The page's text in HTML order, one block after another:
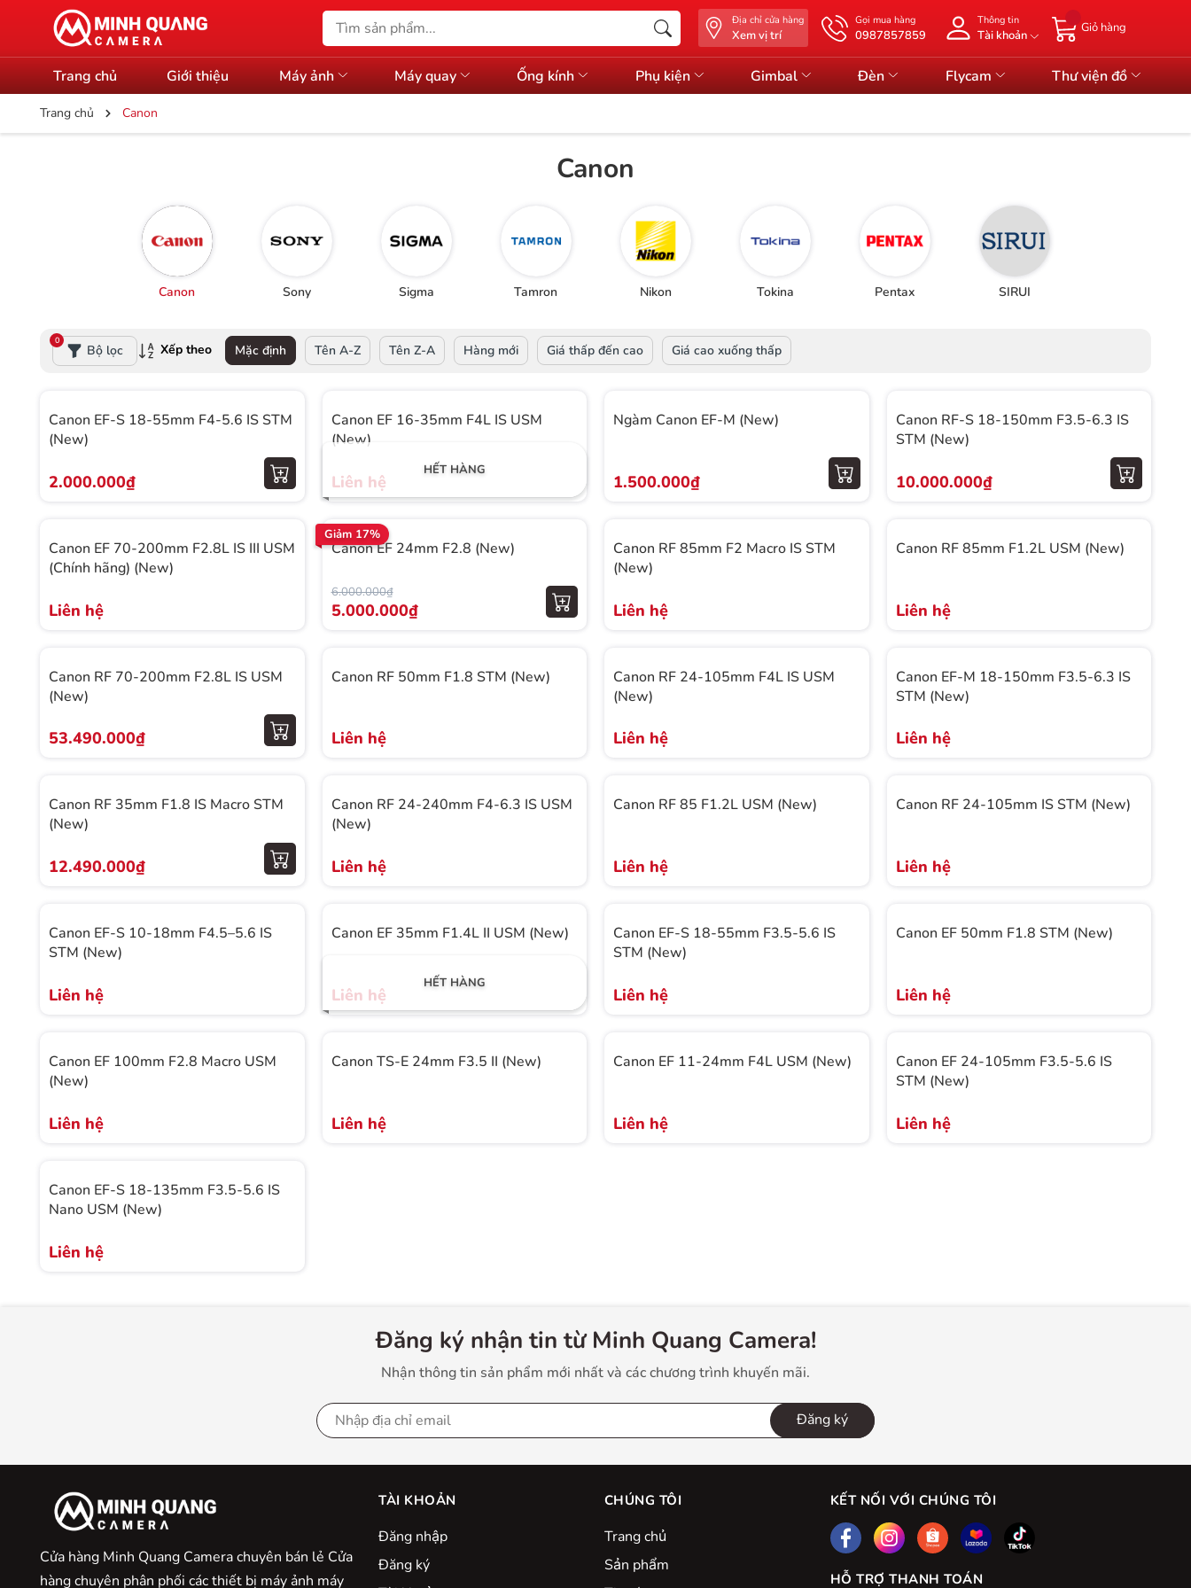
Địa chỉ cửa hàng
Xem vị trí
Gọi mua hàng
0987857859
Thông tin
Tài khoản
Giỏ hàng
Trang chủ Giới thiệu Máy ảnh Máy quay Ống kính Phụ kiện Gimbal Đèn Flycam Thư viện đồ
Trang chủ Canon
Canon
Canon Sony Sigma Tamron Nikon Tokina Pentax SIRUI
Bộ lọc
0
Xếp theo Mặc định Tên A-Z Tên Z-A Hàng mới Giá thấp đến cao Giá cao xuống thấp
Canon EF-S 18-55mm F4-5.6 IS STM
(New)
2.000.000₫
HẾT HÀNG
Canon EF 16-35mm F4L IS USM
(New)
Liên hệ
Ngàm Canon EF-M (New)
1.500.000₫
Canon RF-S 18-150mm F3.5-6.3 IS
STM (New)
10.000.000₫
Canon EF 70-200mm F2.8L IS III USM
(Chính hãng) (New)
Liên hệ
Giảm 17%
Canon EF 24mm F2.8 (New)
6.000.000₫
5.000.000₫
Canon RF 85mm F2 Macro IS STM
(New)
Liên hệ
Canon RF 85mm F1.2L USM (New)
Liên hệ
Canon RF 70-200mm F2.8L IS USM
(New)
53.490.000₫
Canon RF 50mm F1.8 STM (New)
Liên hệ
Canon RF 24-105mm F4L IS USM
(New)
Liên hệ
Canon EF-M 18-150mm F3.5-6.3 IS
STM (New)
Liên hệ
Canon RF 35mm F1.8 IS Macro STM
(New)
12.490.000₫
Canon RF 24-240mm F4-6.3 IS USM
(New)
Liên hệ
Canon RF 85 F1.2L USM (New)
Liên hệ
Canon RF 24-105mm IS STM (New)
Liên hệ
Canon EF-S 10-18mm F4.5–5.6 IS
STM (New)
Liên hệ
HẾT HÀNG
Canon EF 35mm F1.4L II USM (New)
Liên hệ
Canon EF-S 18-55mm F3.5-5.6 IS
STM (New)
Liên hệ
Canon EF 50mm F1.8 STM (New)
Liên hệ
Canon EF 100mm F2.8 Macro USM
(New)
Liên hệ
Canon TS-E 24mm F3.5 II (New)
Liên hệ
Canon EF 11-24mm F4L USM (New)
Liên hệ
Canon EF 24-105mm F3.5-5.6 IS
STM (New)
Liên hệ
Canon EF-S 18-135mm F3.5-5.6 IS
Nano USM (New)
Liên hệ
Đăng ký nhận tin từ Minh Quang Camera!
Nhận thông tin sản phẩm mới nhất và các chương trình khuyến mãi.
Đăng ký
Cửa hàng Minh Quang Camera chuyên bán lẻ Cửa
hàng chuyên phân phối các thiết bị máy ảnh máy
TÀI KHOẢN
Đăng nhập
Đăng ký
CHÚNG TÔI
Trang chủ
Sản phẩm
KẾT NỐI VỚI CHÚNG TÔI
HỖ TRỢ THANH TOÁN